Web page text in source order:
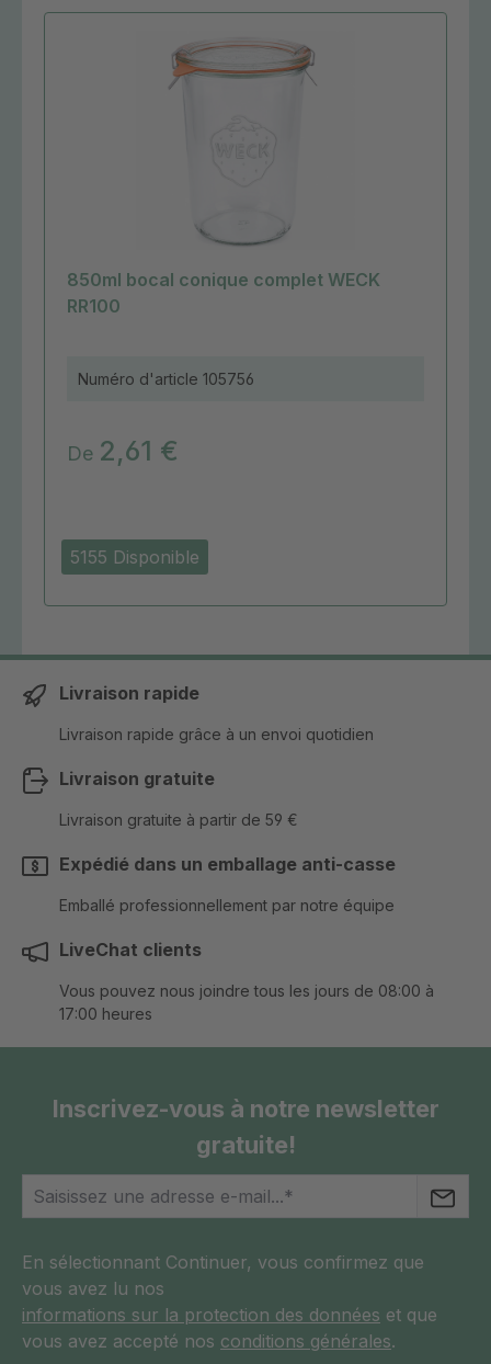
5155 Disponible
850ml bocal conique complet WECK
RR100
Numéro d'article 105756
De 2,61 €
Livraison rapide
Livraison rapide grâce à un envoi quotidien
Livraison gratuite
Livraison gratuite à partir de 59 €
Expédié dans un emballage anti-casse
Emballé professionnellement par notre équipe
LiveChat clients
Vous pouvez nous joindre tous les jours de 08:00 à
17:00 heures
Inscrivez-vous à notre newsletter
gratuite!
En sélectionnant Continuer, vous confirmez que
vous avez lu nos
informations sur la protection des données et que
vous avez accepté nos conditions générales.